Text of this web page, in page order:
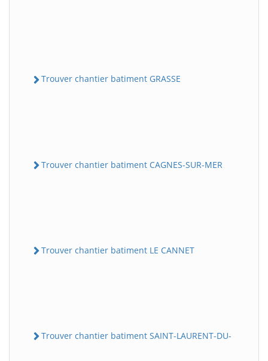
Trouver chantier batiment GRASSE
Trouver chantier batiment CAGNES-SUR-MER
Trouver chantier batiment LE CANNET
Trouver chantier batiment SAINT-LAURENT-DU-